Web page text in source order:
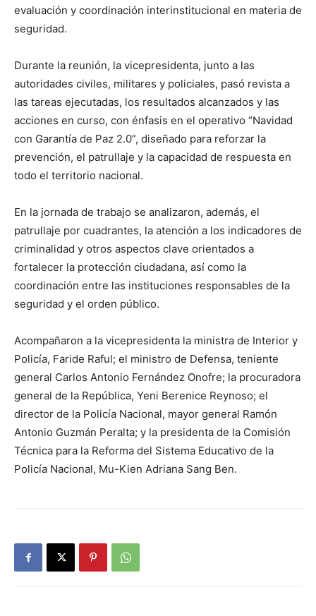
evaluación y coordinación interinstitucional en materia de
seguridad.
Durante la reunión, la vicepresidenta, junto a las
autoridades civiles, militares y policiales, pasó revista a
las tareas ejecutadas, los resultados alcanzados y las
acciones en curso, con énfasis en el operativo “Navidad
con Garantía de Paz 2.0”, diseñado para reforzar la
prevención, el patrullaje y la capacidad de respuesta en
todo el territorio nacional.
En la jornada de trabajo se analizaron, además, el
patrullaje por cuadrantes, la atención a los indicadores de
criminalidad y otros aspectos clave orientados a
fortalecer la protección ciudadana, así como la
coordinación entre las instituciones responsables de la
seguridad y el orden público.
Acompañaron a la vicepresidenta la ministra de Interior y
Policía, Faride Raful; el ministro de Defensa, teniente
general Carlos Antonio Fernández Onofre; la procuradora
general de la República, Yeni Berenice Reynoso; el
director de la Policía Nacional, mayor general Ramón
Antonio Guzmán Peralta; y la presidenta de la Comisión
Técnica para la Reforma del Sistema Educativo de la
Policía Nacional, Mu-Kien Adriana Sang Ben.